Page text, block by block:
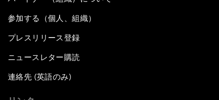
参加する（個人、組織）
プレスリリース登録
ニュースレター購読
連絡先 (英語のみ)